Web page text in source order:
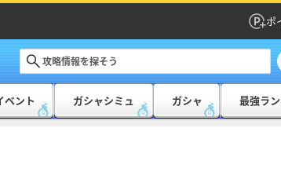
ポ
ベント ガシャシミュ ガシャ 最強ラ